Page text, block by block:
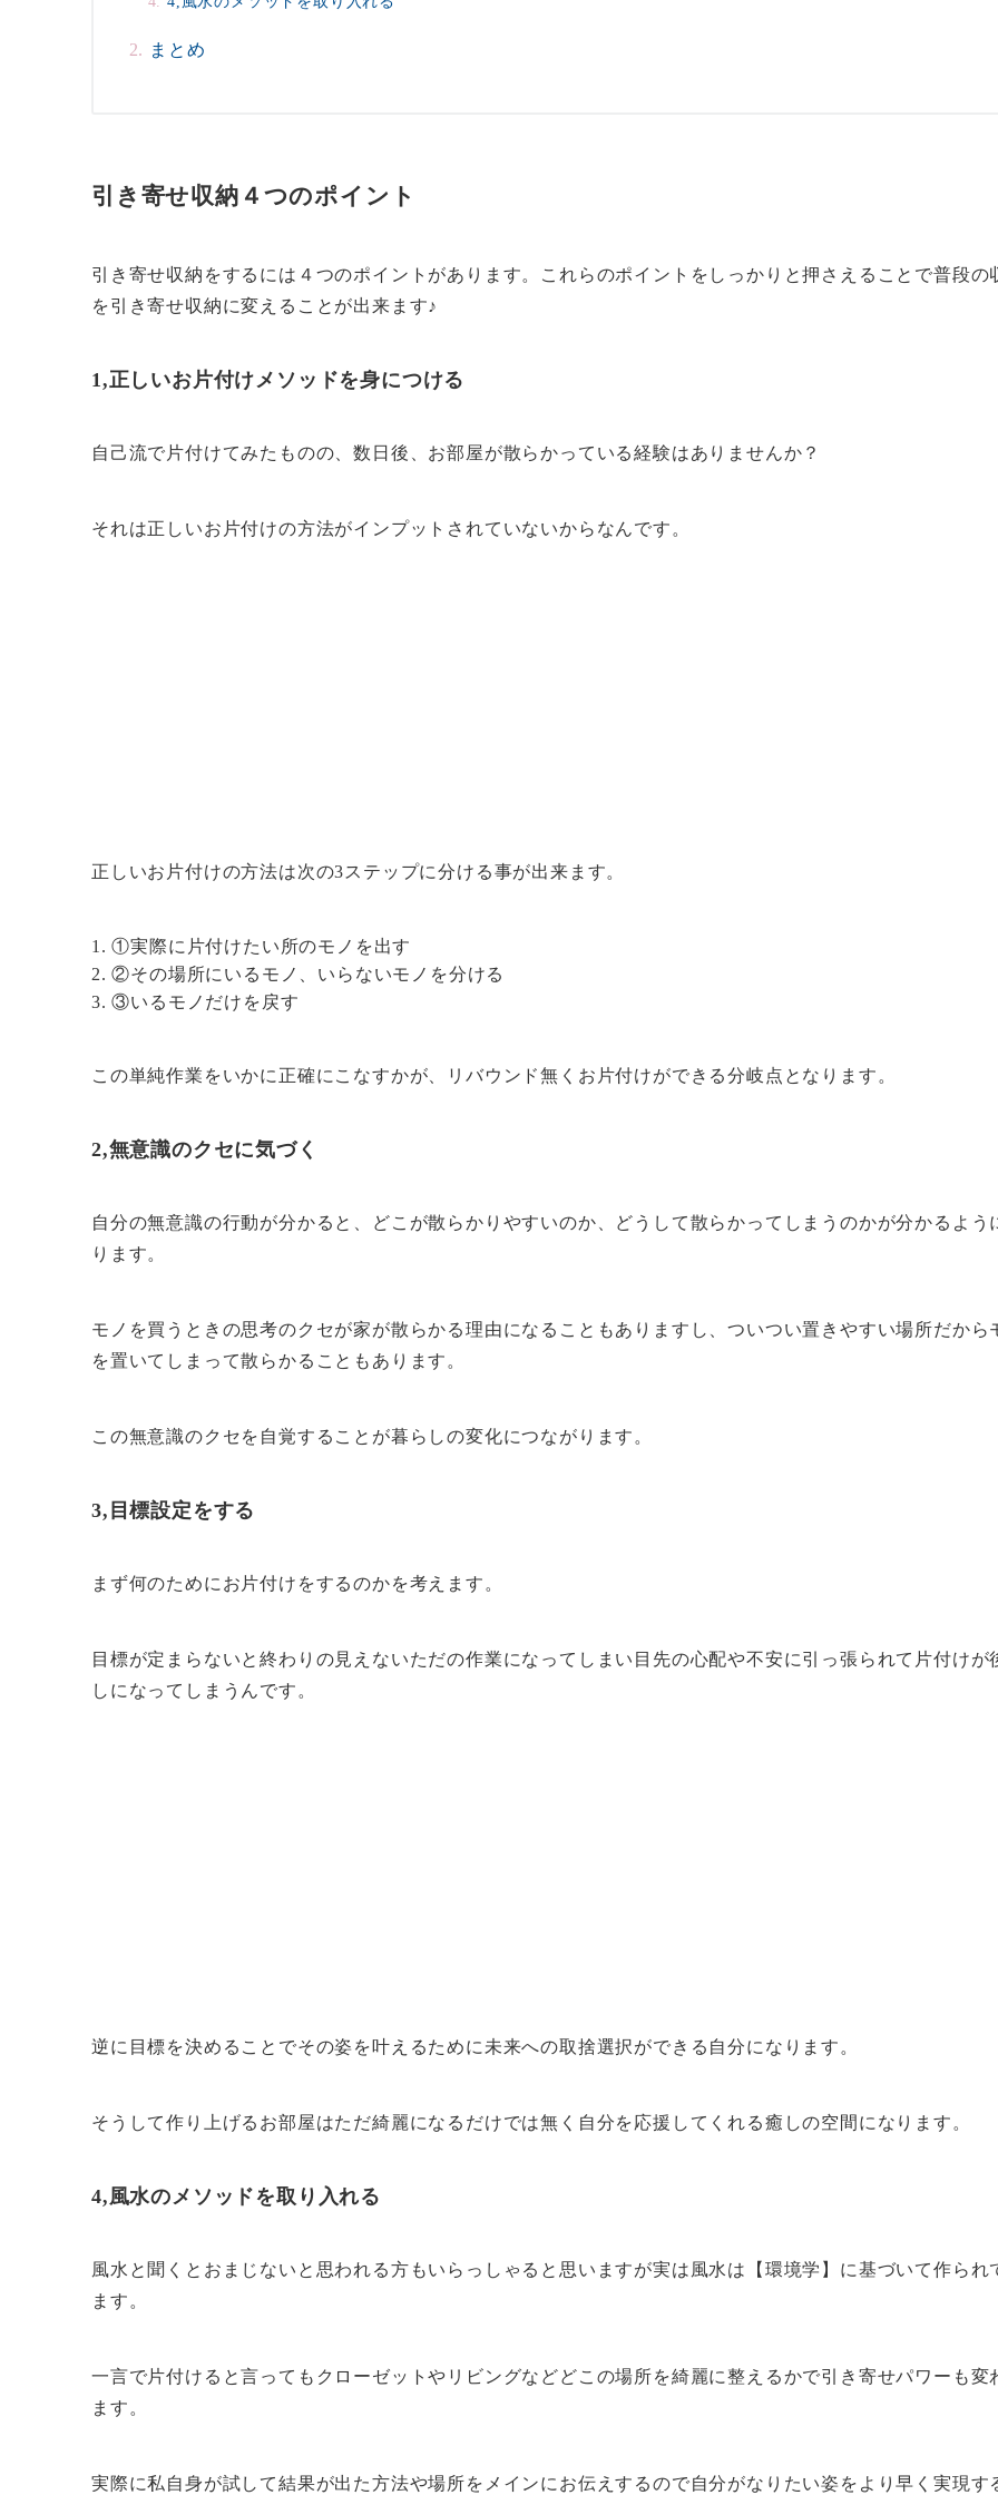
まとめ
引き寄せ収納４つのポイント
引き寄せ収納をするには４つのポイントがあります。これらのポイントをしっかりと押さえることで普段の
を引き寄せ収納に変えることが出来ます♪
1,正しいお片付けメソッドを身につける
自己流で片付けてみたものの、数日後、お部屋が散らかっている経験はありませんか？
それは正しいお片付けの方法がインプットされていないからなんです。
正しいお片付けの方法は次の3ステップに分ける事が出来ます。
①実際に片付けたい所のモノを出す
②その場所にいるモノ、いらないモノを分ける
③いるモノだけを戻す
この単純作業をいかに正確にこなすかが、リバウンド無くお片付けができる分岐点となります。
2,無意識のクセに気づく
自分の無意識の行動が分かると、どこが散らかりやすいのか、どうして散らかってしまうのかが分かるよう
ります。
モノを買うときの思考のクセが家が散らかる理由になることもありますし、ついつい置きやすい場所だから
を置いてしまって散らかることもあります。
この無意識のクセを自覚することが暮らしの変化につながります。
3,目標設定をする
まず何のためにお片付けをするのかを考えます。
目標が定まらないと終わりの見えないただの作業になってしまい目先の心配や不安に引っ張られて片付けが
しになってしまうんです。
逆に目標を決めることでその姿を叶えるために未来への取捨選択ができる自分になります。
そうして作り上げるお部屋はただ綺麗になるだけでは無く自分を応援してくれる癒しの空間になります。
4,風水のメソッドを取り入れる
風水と聞くとおまじないと思われる方もいらっしゃると思いますが実は風水は【環境学】に基づいて作られ
ます。
一言で片付けると言ってもクローゼットやリビングなどどこの場所を綺麗に整えるかで引き寄せパワーも変
ます。
実際に私自身が試して結果が出た方法や場所をメインにお伝えするので自分がなりたい姿をより早く実現す